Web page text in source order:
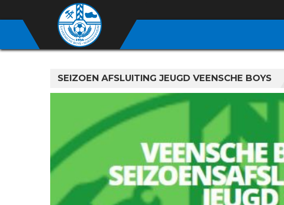
SEIZOEN AFSLUITING JEUGD VEENSCHE BOYS